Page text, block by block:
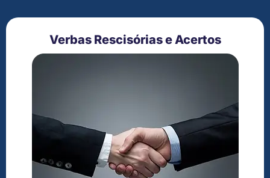
Verbas Rescisórias e Acertos